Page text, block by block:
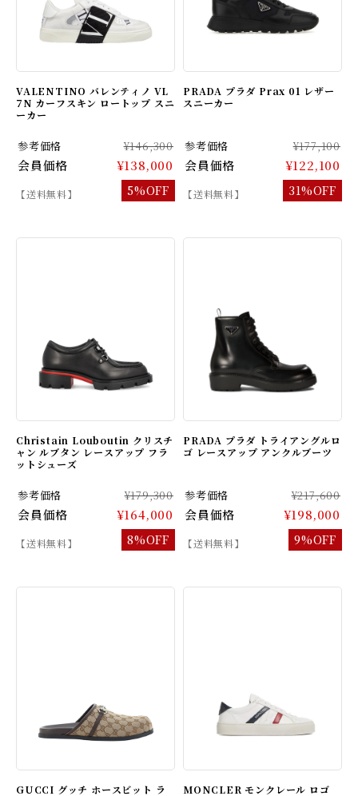
VALENTINO バレンティノ VL
7N カーフスキン ロートップ スニ
ーカー
参考価格 ¥146,300
会員価格 ¥138,000
【送料無料】 5%OFF
PRADA プラダ Prax 01 レザー
スニーカー
参考価格 ¥177,100
会員価格 ¥122,100
【送料無料】 31%OFF
Christain Louboutin クリスチ
ャン ルブタン レースアップ フラ
ットシューズ
参考価格 ¥179,300
会員価格 ¥164,000
【送料無料】 8%OFF
PRADA プラダ トライアングルロ
ゴ レースアップ アンクルブーツ
参考価格 ¥217,600
会員価格 ¥198,000
【送料無料】 9%OFF
GUCCI グッチ ホースビット ラ
MONCLER モンクレール ロゴ